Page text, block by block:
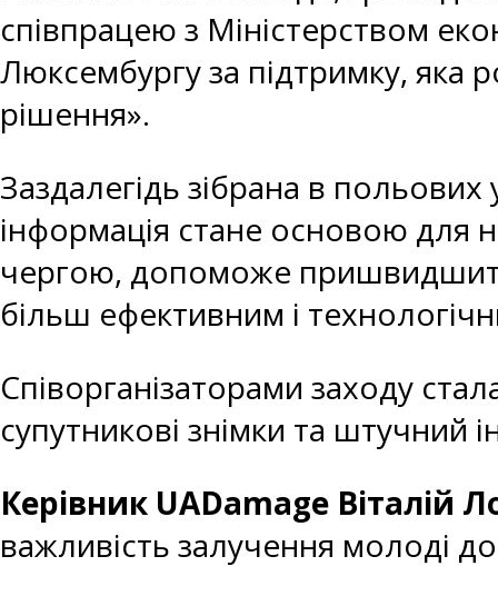
співпрацею з Міністерством
Люксембургу за підтримку, яка
рішення».
Заздалегідь зібрана в
інформація стане основою для
чергою, допоможе
більш ефективним і
Співорганізаторами заходу
супутникові знімки та штучний
Керівник UADamage Віталій
важливість залучення молоді